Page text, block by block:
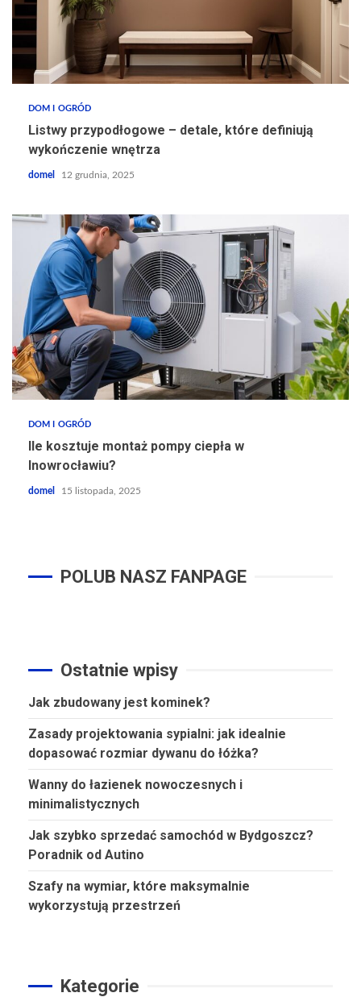
DOM I OGRÓD
Listwy przypodłogowe – detale, które definiują
wykończenie wnętrza
domel 12 grudnia, 2025
DOM I OGRÓD
Ile kosztuje montaż pompy ciepła w
Inowrocławiu?
domel 15 listopada, 2025
POLUB NASZ FANPAGE
Ostatnie wpisy
Jak zbudowany jest kominek?
Zasady projektowania sypialni: jak idealnie
dopasować rozmiar dywanu do łóżka?
Wanny do łazienek nowoczesnych i
minimalistycznych
Jak szybko sprzedać samochód w Bydgoszcz?
Poradnik od Autino
Szafy na wymiar, które maksymalnie
wykorzystują przestrzeń
Kategorie